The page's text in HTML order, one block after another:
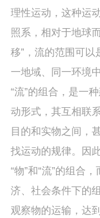
理性运动，这种运
照系，相对于地球
移”，流的范围可以
一地域、同一环境
“流”的组合，是一
动形式，其互相联
目的和实物之间，
找运动的规律。因
“物”和“流”的组合
济、社会条件下的
观察物的运输，达